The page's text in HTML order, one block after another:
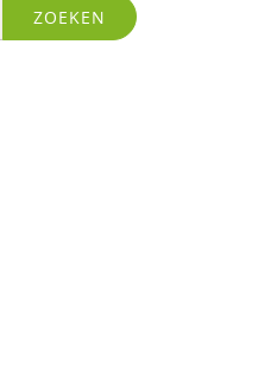
ZOEKEN